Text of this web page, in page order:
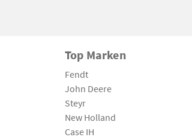
Top Marken
Fendt
John Deere
Steyr
New Holland
Case IH